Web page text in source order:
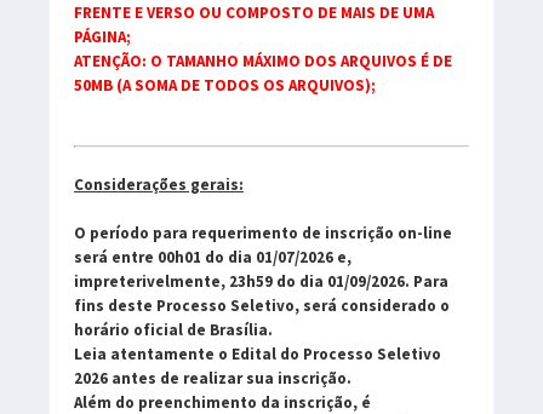
FRENTE E VERSO OU COMPOSTO DE MAIS DE UMA
PÁGINA;
ATENÇÃO: O TAMANHO MÁXIMO DOS ARQUIVOS É DE
50MB (A SOMA DE TODOS OS ARQUIVOS);
Considerações gerais:
O período para requerimento de inscrição on-line
será entre 00h01 do dia 01/07/2026 e,
impreterivelmente, 23h59 do dia 01/09/2026. Para
fins deste Processo Seletivo, será considerado o
horário oficial de Brasília.
Leia atentamente o Edital do Processo Seletivo
2026 antes de realizar sua inscrição.
Além do preenchimento da inscrição, é